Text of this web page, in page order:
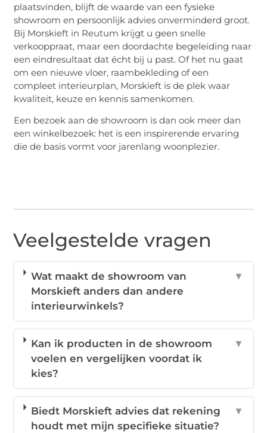
plaatsvinden, blijft de waarde van een fysieke
showroom en persoonlijk advies onverminderd groot.
Bij Morskieft in Reutum krijgt u geen snelle
verkooppraat, maar een doordachte begeleiding naar
een eindresultaat dat écht bij u past. Of het nu gaat
om een nieuwe vloer, raambekleding of een
compleet interieurplan, Morskieft is de plek waar
kwaliteit, keuze en kennis samenkomen.
Een bezoek aan de showroom is dan ook meer dan
een winkelbezoek: het is een inspirerende ervaring
die de basis vormt voor jarenlang woonplezier.
Veelgestelde vragen
Wat maakt de showroom van
Morskieft anders dan andere
interieurwinkels?
▼
Kan ik producten in de showroom
voelen en vergelijken voordat ik
kies?
▼
Biedt Morskieft advies dat rekening
houdt met mijn specifieke situatie?
▼